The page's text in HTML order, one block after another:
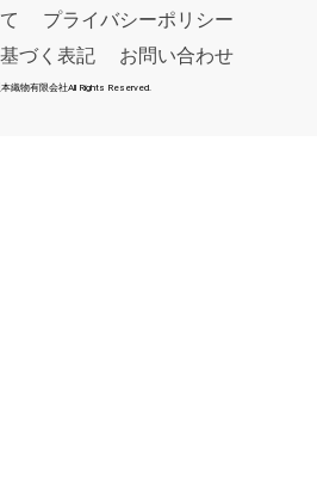
プライバシーポリシー
づく表記
お問い合わせ
織物有限会社All Rights Reserved.